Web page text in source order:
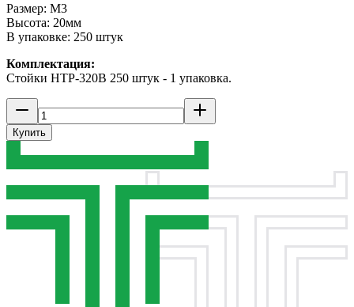
Размер: M3
Высота: 20мм
В упаковке: 250 штук
Комплектация:
Стойки HTP-320B 250 штук - 1 упаковка.
Купить